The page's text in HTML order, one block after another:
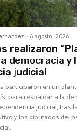
- 6 agosto, 2026
realizaron
democracia y
judicial
participaron en un
para respaldar a la
judicial, tras
y los diputados del